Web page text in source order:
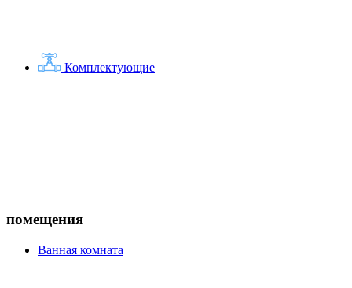
Комплектующие
помещения
Ванная комната